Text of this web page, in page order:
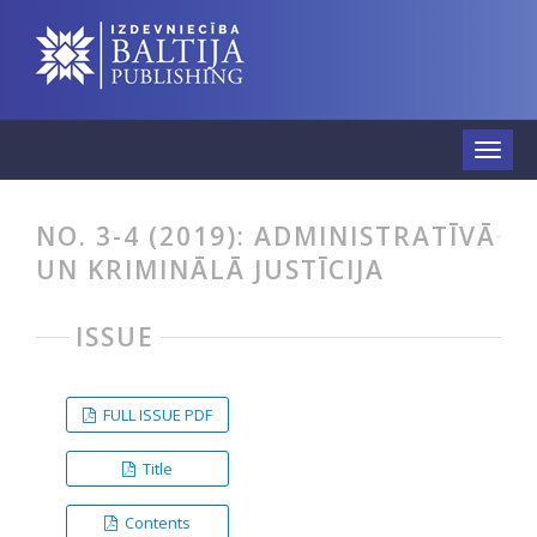
NO. 3-4 (2019): ADMINISTRATĪVĀ
UN KRIMINĀLĀ JUSTĪCIJA
ISSUE
FULL ISSUE PDF
Title
Contents